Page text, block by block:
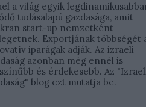
a világ egyik
tudásalapú gazdasága, amit
start-up nemzetként
Exportjának többségét
iparágak adják. Az izraeli
azonban még ennél is
és érdekesebb. Az
blog ezt mutatja be.